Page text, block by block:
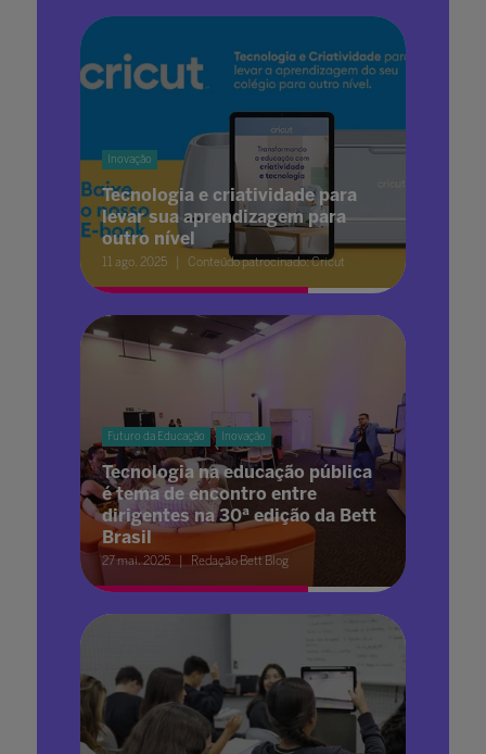
Inovação
Tecnologia e criatividade para
levar sua aprendizagem para
outro nível
11 ago. 2025 Conteúdo patrocinado: Cricut
Futuro da Educação Inovação
Tecnologia na educação pública
é tema de encontro entre
dirigentes na 30ª edição da Bett
Brasil
27 mai. 2025 Redação Bett Blog